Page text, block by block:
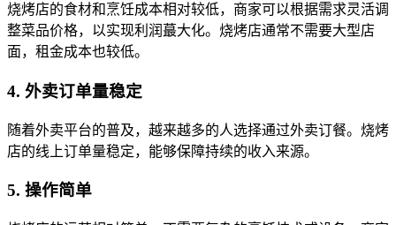
烧烤店的食材和烹饪成本相对较低，商家可以根据需求灵活调
整菜品价格，以实现利润蕞大化。烧烤店通常不需要大型店
面，租金成本也较低。
4. 外卖订单量稳定
随着外卖平台的普及，越来越多的人选择通过外卖订餐。烧烤
店的线上订单量稳定，能够保障持续的收入来源。
5. 操作简单